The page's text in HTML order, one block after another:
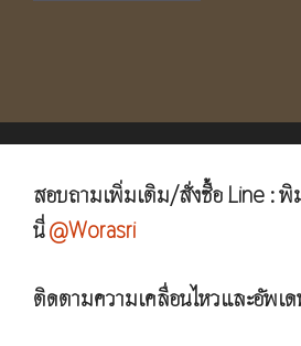
สอบถามเพิ่มเติม/สั่งซื้อ Line :
นี่@Worasri
ติดตามความเคลื่อนไหวและอัพเด